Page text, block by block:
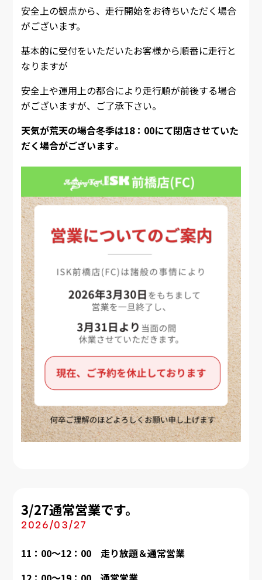
安全上の観点から、走行開始をお待ちいただく場合
がございます。
基本的に受付をいただいたお客様から順番に走行と
なりますが
安全上や運用上の都合により走行順が前後する場合
がございますが、ご了承下さい。
天気が荒天の場合冬季は18：00にて閉店させていた
だく場合がございます。
3/27通常営業です。
2026/03/27
11：00～12：00 走り放題＆通常営業